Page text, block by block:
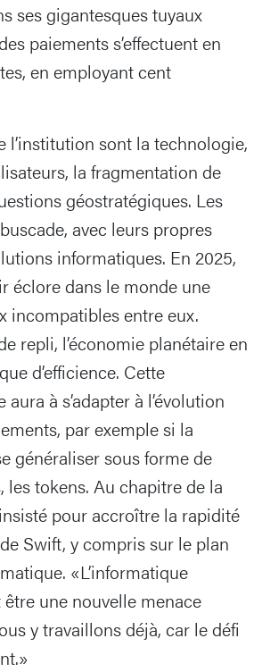
ses gigantesques tuyaux
paiements s’effectuent en
en employant cent
l’institution sont la technologie,
la fragmentation de
géostratégiques. Les
avec leurs propres
informatiques. En 2025,
éclore dans le monde une
incompatibles entre eux.
repli, l’économie planétaire en
d’efficience. Cette
à s’adapter à l’évolution
par exemple si la
généraliser sous forme de
les tokens. Au chapitre de la
pour accroître la rapidité
Swift, y compris sur le plan
«L’informatique
une nouvelle menace
y travaillons déjà, car le défi